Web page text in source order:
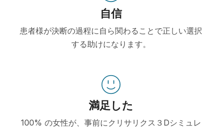
自信
患者様が決断の過程に自ら関わることで正しい選択
する助けになります。
満足した
100% の女性が、事前にクリサリクス３Dシミュレ